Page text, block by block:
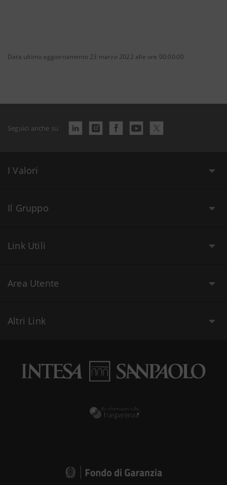
Data ultimo aggiornamento 23 marzo 2022 alle ore 00:00:00
Seguici anche su
I Valori
Il Gruppo
Link Utili
Area Utente
Altri Link